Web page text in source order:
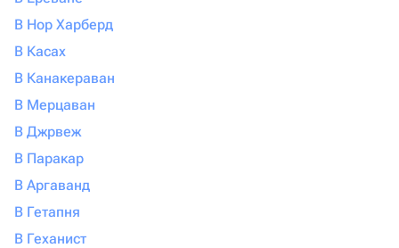
В Нор Харберд
В Касах
В Канакераван
В Мерцаван
В Джрвеж
В Паракар
В Аргаванд
В Гетапня
В Геханист